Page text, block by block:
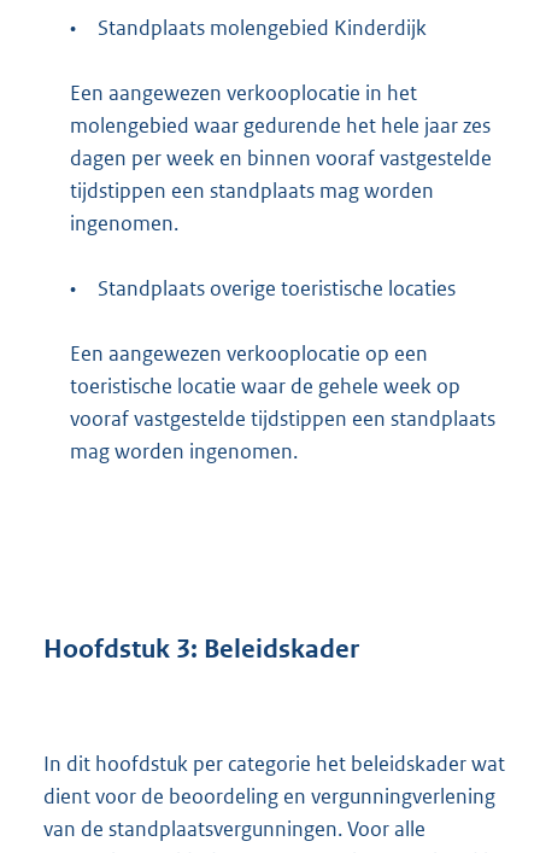
• Standplaats molengebied Kinderdijk
Een aangewezen verkooplocatie in het
molengebied waar gedurende het hele jaar zes
dagen per week en binnen vooraf vastgestelde
tijdstippen een standplaats mag worden
ingenomen.
• Standplaats overige toeristische locaties
Een aangewezen verkooplocatie op een
toeristische locatie waar de gehele week op
vooraf vastgestelde tijdstippen een standplaats
mag worden ingenomen.
Hoofdstuk 3: Beleidskader
In dit hoofdstuk per categorie het beleidskader wat
dient voor de beoordeling en vergunningverlening
van de standplaatsvergunningen. Voor alle